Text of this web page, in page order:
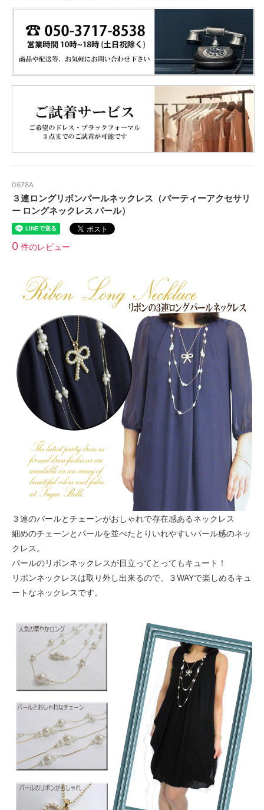
0678A
３連ロングリボンパールネックレス（パーティーアクセサリ
ー ロングネックレス パール）
0 件のレビュー
３連のパールとチェーンがおしゃれで存在感あるネックレス
細めのチェーンとパールを並べたとりいれやすいパール感のネッ
クレス。
パールのリボンネックレスが目立ってとってもキュート！
リボンネックレスは取り外し出来るので、３WAYで楽しめるキュ
ートなネックレスです。